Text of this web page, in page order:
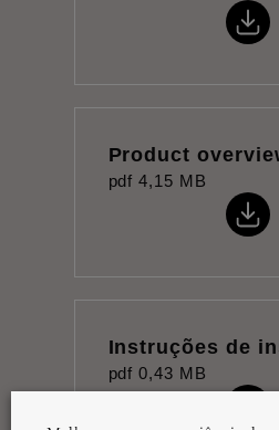
Product
pdf 4,15 MB
Instruções de
pdf 0,43 MB